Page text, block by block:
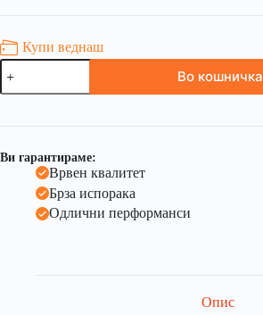
Купи веднаш
Во кошничка
Ви гарантираме:
Врвен квалитет
Брза испорака
Одлични перформанси
Опис